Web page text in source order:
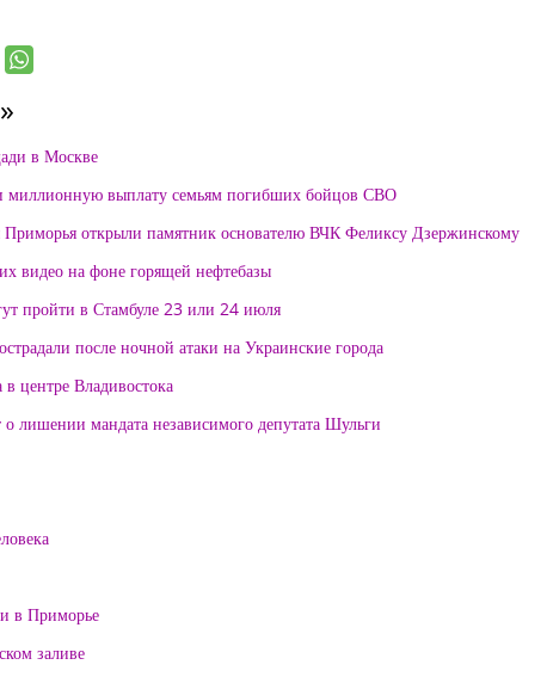
в Москве
миллионную выплату семьям погибших бойцов СВО
Приморья открыли памятник основателю ВЧК Феликсу Дзержинскому
видео на фоне горящей нефтебазы
пройти в Стамбуле 23 или 24 июля
после ночной атаки на Украинские города
центре Владивостока
лишении мандата независимого депутата Шульги
в Приморье
заливе